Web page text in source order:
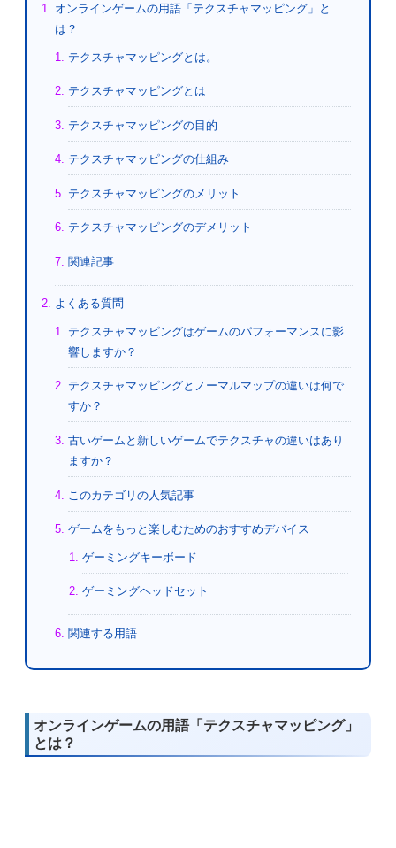
オンラインゲームの用語「テクスチャマッピング」と
は？
テクスチャマッピングとは。
テクスチャマッピングとは
テクスチャマッピングの目的
テクスチャマッピングの仕組み
テクスチャマッピングのメリット
テクスチャマッピングのデメリット
関連記事
よくある質問
テクスチャマッピングはゲームのパフォーマンスに影
響しますか？
テクスチャマッピングとノーマルマップの違いは何で
すか？
古いゲームと新しいゲームでテクスチャの違いはあり
ますか？
このカテゴリの人気記事
ゲームをもっと楽しむためのおすすめデバイス
ゲーミングキーボード
ゲーミングヘッドセット
関連する用語
オンラインゲームの用語「テクスチャマッピング」
とは？